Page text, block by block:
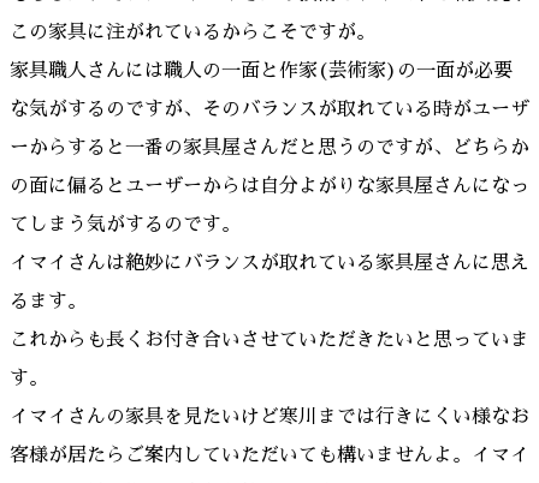
この家具に注がれているからこそですが。
家具職人さんには職人の一面と作家(芸術家)の一面が必要
な気がするのですが、そのバランスが取れている時がユーザ
ーからすると一番の家具屋さんだと思うのですが、どちらか
の面に偏るとユーザーからは自分よがりな家具屋さんになっ
てしまう気がするのです。
イマイさんは絶妙にバランスが取れている家具屋さんに思え
るます。
これからも長くお付き合いさせていただきたいと思っていま
す。
イマイさんの家具を見たいけど寒川までは行きにくい様なお
客様が居たらご案内していただいても構いませんよ。イマイ